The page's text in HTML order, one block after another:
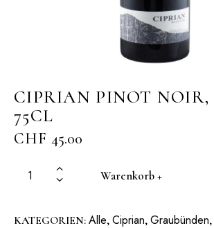
CIPRIAN PINOT NOIR,
75CL
CHF 45.00
Warenkorb +
KATEGORIEN: Alle, Ciprian, Graubünden,